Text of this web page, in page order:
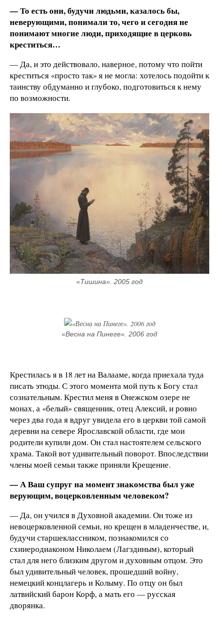
— То есть они, будучи людьми, казалось бы,
неверующими, понимали то, чего и сегодня не
понимают многие люди, приходящие в церковь
креститься…
— Да, и это действовало, наверное, потому что пойти
креститься «просто так» я не могла: хотелось подойти к
таинству обдуманно и глубоко, подготовиться к нему
по возможности.
«Тишина». 2005 год
«Весна на Пинеге». 2006 год
Крестилась я в 18 лет на Валааме, когда приехала туда
писать этюды. С этого момента мой путь к Богу стал
сознательным. Крестил меня в Онежском озере не
монах, а «белый» священник, отец Алексий, и ровно
через два года я вдруг увидела его в церкви той самой
деревни на севере Ярославской области, где мои
родители купили дом. Он стал настоятелем сельского
храма. Такой вот удивительный поворот. Впоследствии
члены моей семьи также приняли Крещение.
— А Ваш супруг на момент знакомства был уже
верующим, воцерковленным человеком?
— Да, он учился в Духовной академии. Он тоже из
невоцерковленной семьи, но крещен в младенчестве, и,
будучи старшеклассником, познакомился со
схииеродиаконом Николаем (Лагздиным), который
стал для него близким другом и духовным отцом. Это
был удивительный человек, прошедший войну,
немецкий концлагерь и Колыму. По отцу он был
латвийский барон Корф, а мать его — русская
дворянка.